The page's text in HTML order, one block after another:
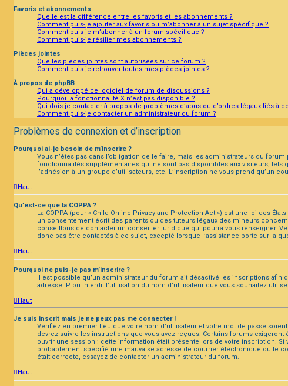
Favoris et abonnements
Quelle est la différence entre les favoris et les abonnements ?
Comment puis-je ajouter aux favoris ou m’abonner à un sujet spécifique ?
Comment puis-je m’abonner à un forum spécifique ?
Comment puis-je résilier mes abonnements ?
Pièces jointes
Quelles pièces jointes sont autorisées sur ce forum ?
Comment puis-je retrouver toutes mes pièces jointes ?
À propos de phpBB
Qui a développé ce logiciel de forum de discussions ?
Pourquoi la fonctionnalité X n’est pas disponible ?
Qui dois-je contacter à propos de problèmes d’abus ou d’ordres légaux liés à
Comment puis-je contacter un administrateur du forum ?
Problèmes de connexion et d’inscription
Pourquoi ai-je besoin de m’inscrire ?
Vous n’êtes pas dans l’obligation de le faire, mais les administrateurs du
fonctionnalités supplémentaires qui ne sont pas disponibles aux visiteurs, tels
l’adhésion à un groupe d’utilisateurs, etc. L’inscription ne vous prend qu’un
Haut
Qu’est-ce que la COPPA ?
La COPPA (pour « Child Online Privacy and Protection Act ») est une loi des
un consentement écrit des parents ou des tuteurs légaux des mineurs
conseillons de contacter un conseiller juridique qui pourra vous renseigner.
donc pas être contactés à ce sujet, excepté lorsque l’assistance porte sur la
Haut
Pourquoi ne puis-je pas m’inscrire ?
Il est possible qu’un administrateur du forum ait désactivé les inscriptions
adresse IP ou interdit l’utilisation du nom d’utilisateur que vous souhaitez
Haut
Je suis inscrit mais je ne peux pas me connecter !
Vérifiez en premier lieu que votre nom d’utilisateur et votre mot de passe
devrez suivre les instructions que vous avez reçues. Certains forums
ouvrir une session ; cette information était présente lors de votre inscription.
probablement spécifié une mauvaise adresse de courrier électronique ou le
était correcte, essayez de contacter un administrateur du forum.
Haut